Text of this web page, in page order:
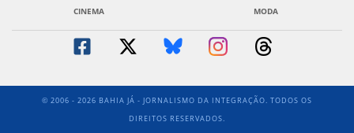
CINEMA
MODA
© 2006 - 2026 BAHIA JÁ - JORNALISMO DA INTEGRAÇÃO. TODOS OS
DIREITOS RESERVADOS.